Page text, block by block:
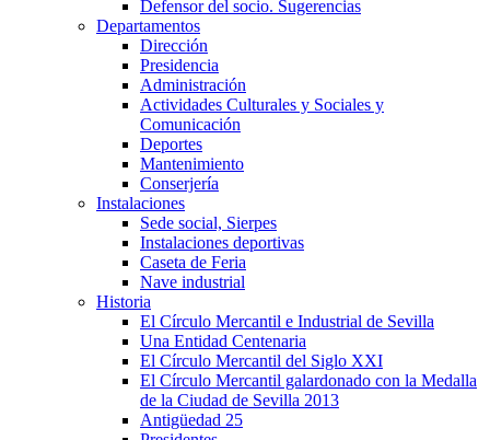
Defensor del socio. Sugerencias
Departamentos
Dirección
Presidencia
Administración
Actividades Culturales y Sociales y
Comunicación
Deportes
Mantenimiento
Conserjería
Instalaciones
Sede social, Sierpes
Instalaciones deportivas
Caseta de Feria
Nave industrial
Historia
El Círculo Mercantil e Industrial de Sevilla
Una Entidad Centenaria
El Círculo Mercantil del Siglo XXI
El Círculo Mercantil galardonado con la Medalla
de la Ciudad de Sevilla 2013
Antigüedad 25